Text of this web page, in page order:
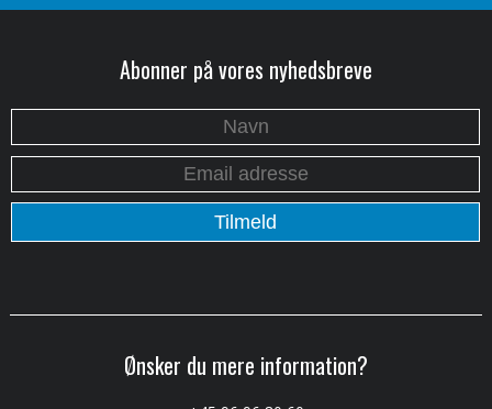
Abonner på vores nyhedsbreve
Ønsker du mere information?